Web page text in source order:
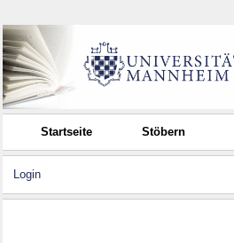
Startseite Stöbern
Login